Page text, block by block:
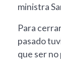
ministra
Para
pasado
que ser